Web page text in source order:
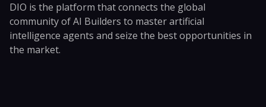
DIO is the platform that connects the global
community of AI Builders to master artificial
intelligence agents and seize the best opportunities in
the market.